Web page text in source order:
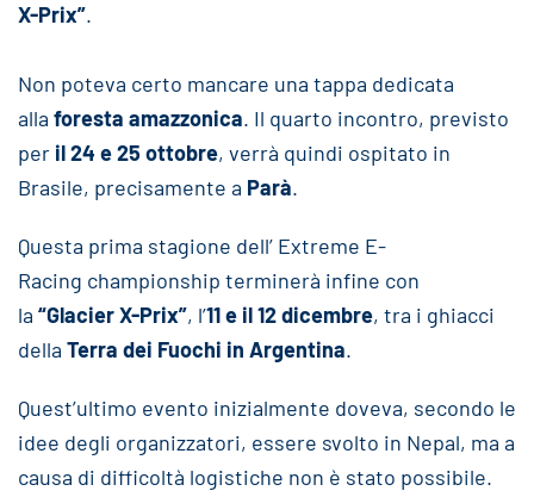
X-Prix”.
Non poteva certo mancare una tappa dedicata
alla foresta amazzonica. Il quarto incontro, previsto
per il 24 e 25 ottobre, verrà quindi ospitato in
Brasile, precisamente a Parà.
Questa prima stagione dell’ Extreme E-
Racing championship terminerà infine con
la “Glacier X-Prix”, l’11 e il 12 dicembre, tra i ghiacci
della Terra dei Fuochi in Argentina.
Quest’ultimo evento inizialmente doveva, secondo le
idee degli organizzatori, essere svolto in Nepal, ma a
causa di difficoltà logistiche non è stato possibile.